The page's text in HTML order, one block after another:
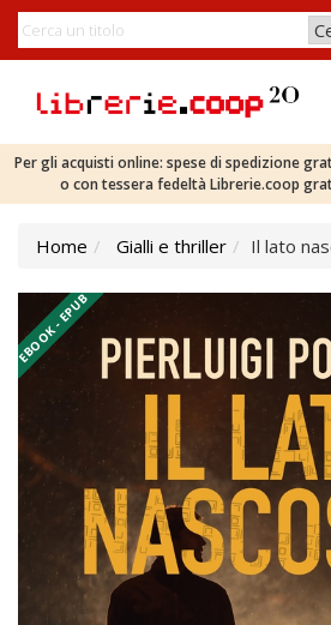
Per gli acquisti online: spese di spedizione
o con tessera fedeltà Librerie.coop
Home Gialli e thriller Il lato
EBOOK - EPUB